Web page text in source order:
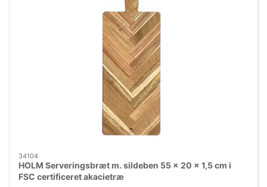
34104
HOLM Serveringsbræt m. sildeben 55 x 20 x 1,5 cm i
FSC certificeret akacietræ